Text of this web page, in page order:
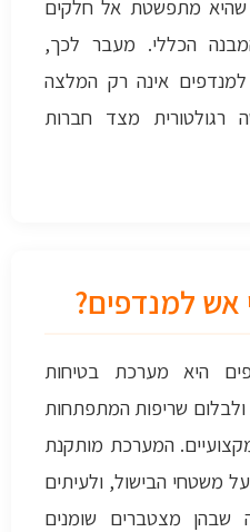
שהיא מתפשטת אל חלקים
הכללי. מעבר לכך,
אינה רק המלצה
רגולטורית מצד חברות
אש למנדפים?
היא מערכת בטיחות
שריפות המתפתחות
המערכת מותקנת
משטחי הבישול, ולעיתים
שבהן מצטברים שומנים